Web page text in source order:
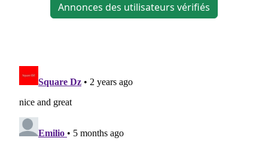
Annonces des utilisateurs vérifiés